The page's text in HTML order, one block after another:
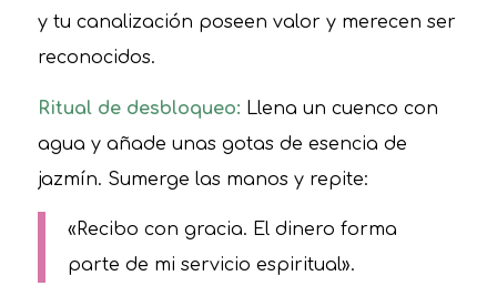
y tu canalización poseen valor y merecen ser
reconocidos.
Ritual de desbloqueo: Llena un cuenco con
agua y añade unas gotas de esencia de
jazmín. Sumerge las manos y repite:
«Recibo con gracia. El dinero forma
parte de mi servicio espiritual».